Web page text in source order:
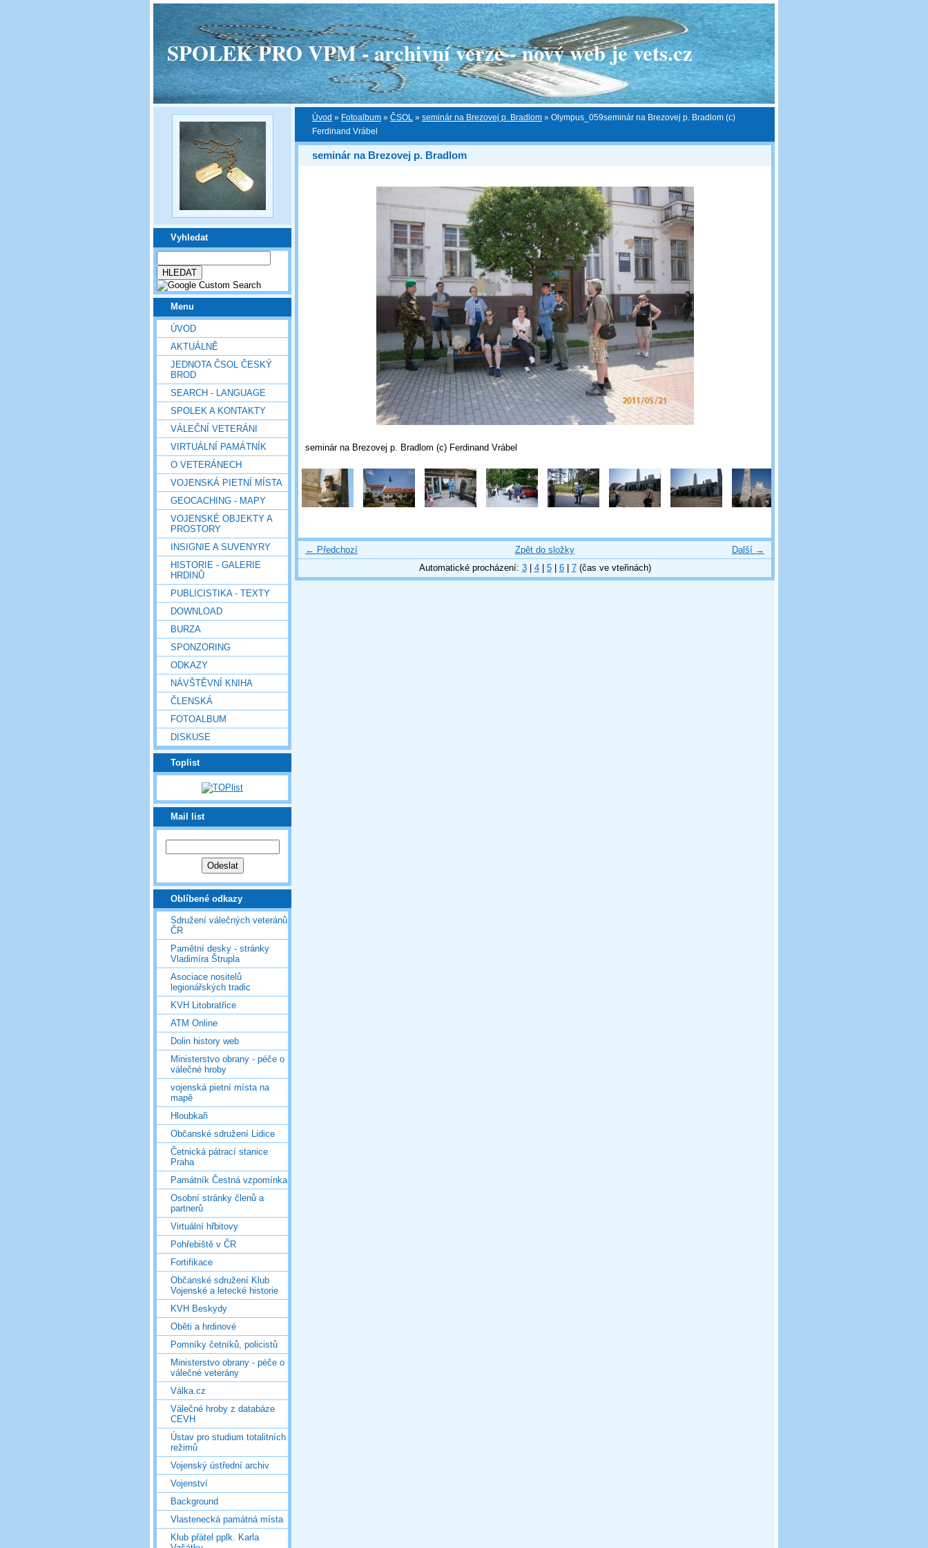
SPOLEK PRO VPM - archivní verze - nový web je vets.cz
Vyhledat
Menu
ÚVOD
AKTUÁLNĚ
JEDNOTA ČSOL ČESKÝ
BROD
SEARCH - LANGUAGE
SPOLEK A KONTAKTY
VÁLEČNÍ VETERÁNI
VIRTUÁLNÍ PAMÁTNÍK
O VETERÁNECH
VOJENSKÁ PIETNÍ MÍSTA
GEOCACHING - MAPY
VOJENSKÉ OBJEKTY A
PROSTORY
INSIGNIE A SUVENYRY
HISTORIE - GALERIE
HRDINŮ
PUBLICISTIKA - TEXTY
DOWNLOAD
BURZA
SPONZORING
ODKAZY
NÁVŠTĚVNÍ KNIHA
ČLENSKÁ
FOTOALBUM
DISKUSE
Toplist
Mail list
Oblíbené odkazy
Sdružení válečných veteránů
ČR
Pamětní desky - stránky
Vladimíra Štrupla
Asociace nositelů
legionářských tradic
KVH Litobratřice
ATM Online
Dolin history web
Ministerstvo obrany - péče o
válečné hroby
vojenská pietní místa na
mapě
Hloubkaři
Občanské sdružení Lidice
Četnická pátrací stanice
Praha
Památník Čestná vzpomínka
Osobní stránky členů a
partnerů
Virtuální hřbitovy
Pohřebiště v ČR
Fortifikace
Občanské sdružení Klub
Vojenské a letecké historie
KVH Beskydy
Oběti a hrdinové
Pomníky četníků, policistů
Ministerstvo obrany - péče o
válečné veterány
Válka.cz
Válečné hroby z databáze
CEVH
Ústav pro studium totalitních
režimů
Vojenský ústřední archiv
Vojenství
Background
Vlastenecká památná místa
Klub přátel pplk. Karla
Úvod » Fotoalbum » ČSOL » seminár na Brezovej p. Bradlom » Olympus_059seminár na Brezovej p. Bradlom (c)
Ferdinand Vrábel
seminár na Brezovej p. Bradlom
seminár na Brezovej p. Bradlom (c) Ferdinand Vrábel
← Předchozí Další →
Zpět do složky
Automatické procházení: 3| 4| 5| 6| 7(čas ve vteřinách)